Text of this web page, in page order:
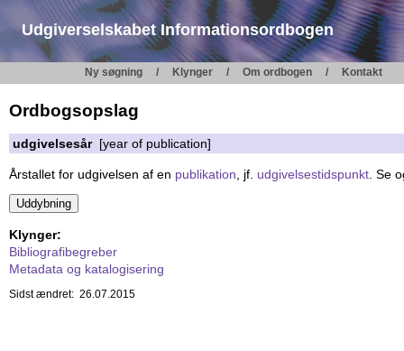
Udgiverselskabet Informationsordbogen
Ny søgning Klynger Om ordbogen Kontakt
Ordbogsopslag
udgivelsesår[year of publication]
Årstallet for udgivelsen af en publikation , jf. udgivelsestidspunkt . Se
Klynger:
Bibliografibegreber
Metadata og katalogisering
Sidst ændret: 26.07.2015